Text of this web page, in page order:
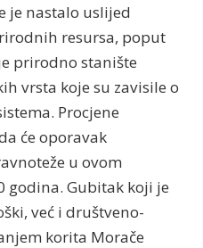
je nastalo uslijed
resursa, poput
prirodno stanište
vrsta koje su zavisile o
Procjene
će oporavak
u ovom
godina. Gubitak koji je
već i društveno-
korita Morače